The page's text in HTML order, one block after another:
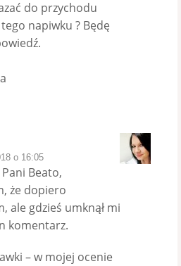
do przychodu
napiwku ? Będę
o 16:05
Beato,
że dopiero
ale gdzieś umknął mi
komentarz.
– w mojej ocenie